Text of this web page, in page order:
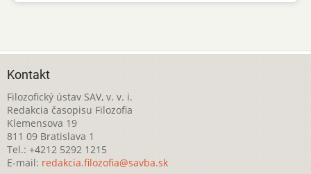
Kontakt
Filozofický ústav SAV, v. v. i.
Redakcia časopisu Filozofia
Klemensova 19
811 09 Bratislava 1
Tel.: +4212 5292 1215
E-mail: redakcia.filozofia@savba.sk